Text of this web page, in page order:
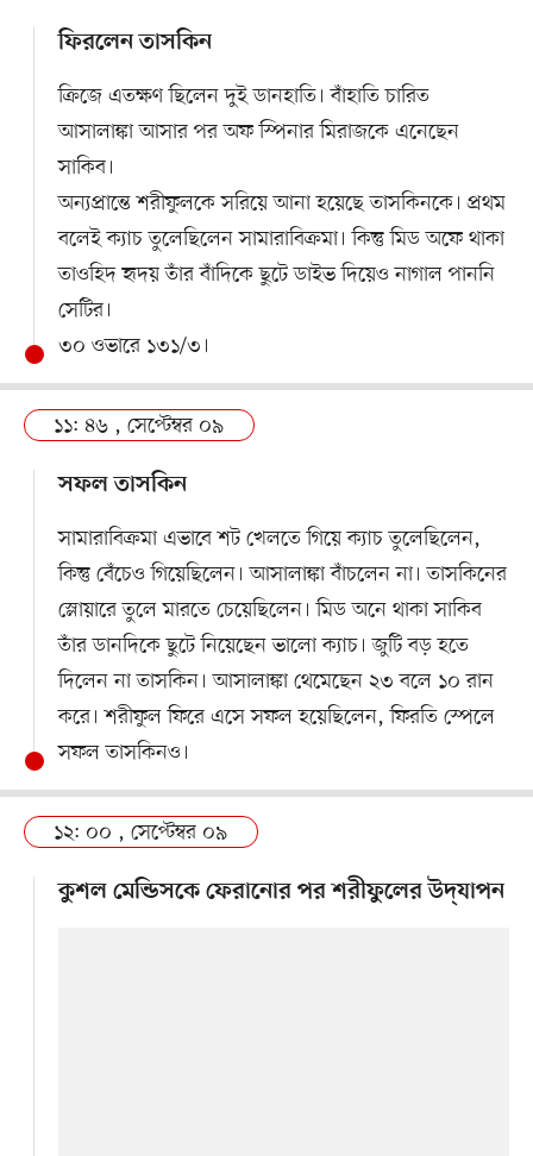
ফিরলেন তাসকিন
ক্রিজে এতক্ষণ ছিলেন দুই ডানহাতি। বাঁহাতি চারিত
আসালাঙ্কা আসার পর অফ স্পিনার মিরাজকে এনেছেন
সাকিব।
অন্যপ্রান্তে শরীফুলকে সরিয়ে আনা হয়েছে তাসকিনকে। প্রথম
বলেই ক্যাচ তুলেছিলেন সামারাবিক্রমা। কিন্তু মিড অফে থাকা
তাওহিদ হৃদয় তাঁর বাঁদিকে ছুটে ডাইভ দিয়েও নাগাল পাননি
সেটির।
৩০ ওভারে ১৩১/৩।
১১: ৪৬ , সেপ্টেম্বর ০৯
সফল তাসকিন
সামারাবিক্রমা এভাবে শট খেলতে গিয়ে ক্যাচ তুলেছিলেন,
কিন্তু বেঁচেও গিয়েছিলেন। আসালাঙ্কা বাঁচলেন না। তাসকিনের
স্লোয়ারে তুলে মারতে চেয়েছিলেন। মিড অনে থাকা সাকিব
তাঁর ডানদিকে ছুটে নিয়েছেন ভালো ক্যাচ। জুটি বড় হতে
দিলেন না তাসকিন। আসালাঙ্কা থেমেছেন ২৩ বলে ১০ রান
করে। শরীফুল ফিরে এসে সফল হয়েছিলেন, ফিরতি স্পেলে
সফল তাসকিনও।
১২: ০০ , সেপ্টেম্বর ০৯
কুশল মেন্ডিসকে ফেরানোর পর শরীফুলের উদ্‌যাপন